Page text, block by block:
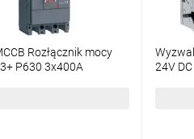
Rozłącznik mocy
P630 3x400A
24V